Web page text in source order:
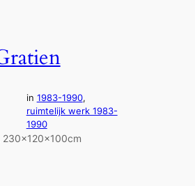
in 1983-1990
ruimtelijk werk 1983-
1990
230x120x100cm